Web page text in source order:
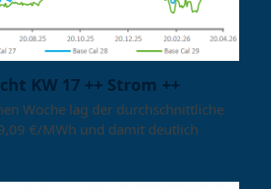
KW 17 ++ Strom ++
Woche lag der durchschnittliche
€/MWh und damit deutlich